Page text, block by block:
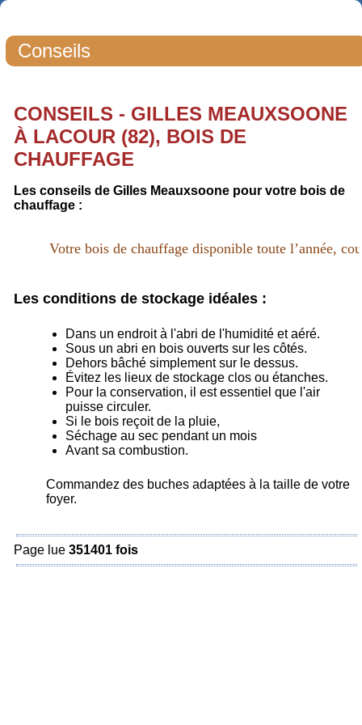
Conseils
CONSEILS - GILLES MEAUXSOONE
À LACOUR (82), BOIS DE
CHAUFFAGE
Les conseils de Gilles Meauxsoone pour votre bois de
chauffage :
Votre bois de chauffage disponible toute l’année,
Les conditions de stockage idéales :
Dans un endroit à l'abri de l'humidité et aéré.
Sous un abri en bois ouverts sur les côtés.
Dehors bâché simplement sur le dessus.
Évitez les lieux de stockage clos ou étanches.
Pour la conservation, il est essentiel que l'air
puisse circuler.
Si le bois reçoit de la pluie,
Séchage au sec pendant un mois
Avant sa combustion.
Commandez des buches adaptées à la taille de votre
foyer.
Page lue 351401 fois